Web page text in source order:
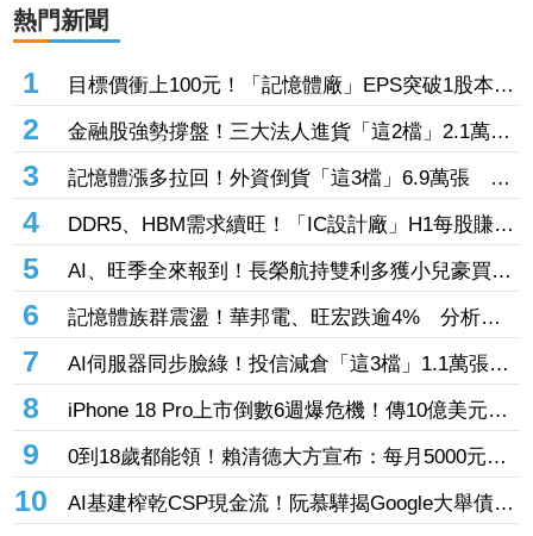
熱門新聞
1
目標價衝上100元！「記憶體廠」EPS突破1股本
DRAM大漲45%＋合作美光獲利迎轉機
2
金融股強勢撐盤！三大法人進貨「這2檔」2.1萬
張 投8.54億元連12日進場三商壽
3
記憶體漲多拉回！外資倒貨「這3檔」6.9萬張 連
賣華邦電2天捲102億元
4
DDR5、HBM需求續旺！「IC設計廠」H1每股賺
9.13元 董座：搶晶圓產能比毛利率更重要
5
AI、旺季全來報到！長榮航持雙利多獲小兒豪買逾
53萬張成寵兒 「這檔」前7月營收狂超去年全年
也獲青睞
6
記憶體族群震盪！華邦電、旺宏跌逾4% 分析師
點名「這2檔」多頭：布局看技術面
7
AI伺服器同步臉綠！投信減倉「這3檔」1.1萬張
投信連砍緯創2刀帶走18.96億元
8
iPhone 18 Pro上市倒數6週爆危機！傳10億美元晶
片卡封裝「躺在廠房」 恐面臨庫存不足
9
0到18歲都能領！賴清德大方宣布：每月5000元成